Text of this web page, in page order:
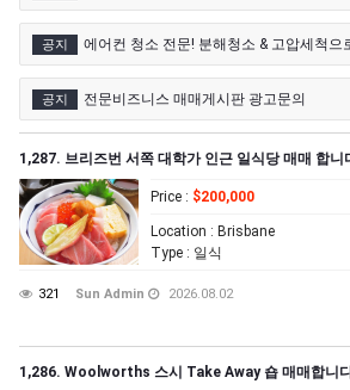
공지 에어컨 청소 전문! 분해청소 & 고압세척으
공지 전문비즈니스 매매게시판 광고문의
1,287. 브리즈번 서쪽 대학가 인근 일식당 매매 합니
Price : $200,000
Location : Brisbane
Type : 일식
321 Sun Admin 2026.08.02
1,286. Woolworths 스시 Take Away 숍 매매합니